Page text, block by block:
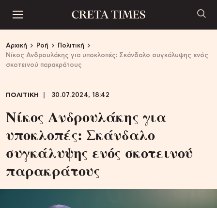
Αρχική Ροή
Πολιτική
Nίκος Ανδρουλάκης για υποκλοπές: Σκάνδαλο συγκάλυψης ενός
σκοτεινού παρακράτους
ΠΟΛΙΤΙΚΗ 30.07.2024, 18:42
Nίκος Ανδρουλάκης για
υποκλοπές: Σκάνδαλο
συγκάλυψης ενός σκοτεινού
παρακράτους